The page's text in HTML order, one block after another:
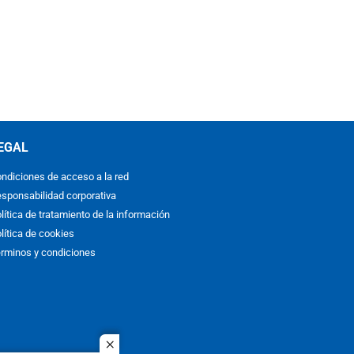
close
de acceso a la red
corporativa
de tratamiento de la información
de cookies
y condiciones